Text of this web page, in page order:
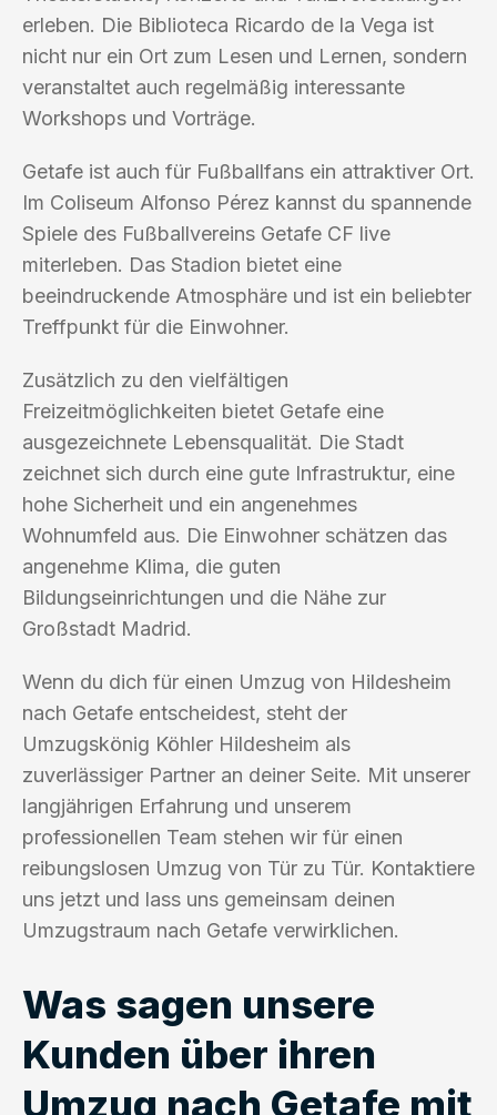
erleben. Die Biblioteca Ricardo de la Vega ist
nicht nur ein Ort zum Lesen und Lernen, sondern
veranstaltet auch regelmäßig interessante
Workshops und Vorträge.
Getafe ist auch für Fußballfans ein attraktiver Ort.
Im Coliseum Alfonso Pérez kannst du spannende
Spiele des Fußballvereins Getafe CF live
miterleben. Das Stadion bietet eine
beeindruckende Atmosphäre und ist ein beliebter
Treffpunkt für die Einwohner.
Zusätzlich zu den vielfältigen
Freizeitmöglichkeiten bietet Getafe eine
ausgezeichnete Lebensqualität. Die Stadt
zeichnet sich durch eine gute Infrastruktur, eine
hohe Sicherheit und ein angenehmes
Wohnumfeld aus. Die Einwohner schätzen das
angenehme Klima, die guten
Bildungseinrichtungen und die Nähe zur
Großstadt Madrid.
Wenn du dich für einen Umzug von Hildesheim
nach Getafe entscheidest, steht der
Umzugskönig Köhler Hildesheim als
zuverlässiger Partner an deiner Seite. Mit unserer
langjährigen Erfahrung und unserem
professionellen Team stehen wir für einen
reibungslosen Umzug von Tür zu Tür. Kontaktiere
uns jetzt und lass uns gemeinsam deinen
Umzugstraum nach Getafe verwirklichen.
Was sagen unsere
Kunden über ihren
Umzug nach Getafe mit